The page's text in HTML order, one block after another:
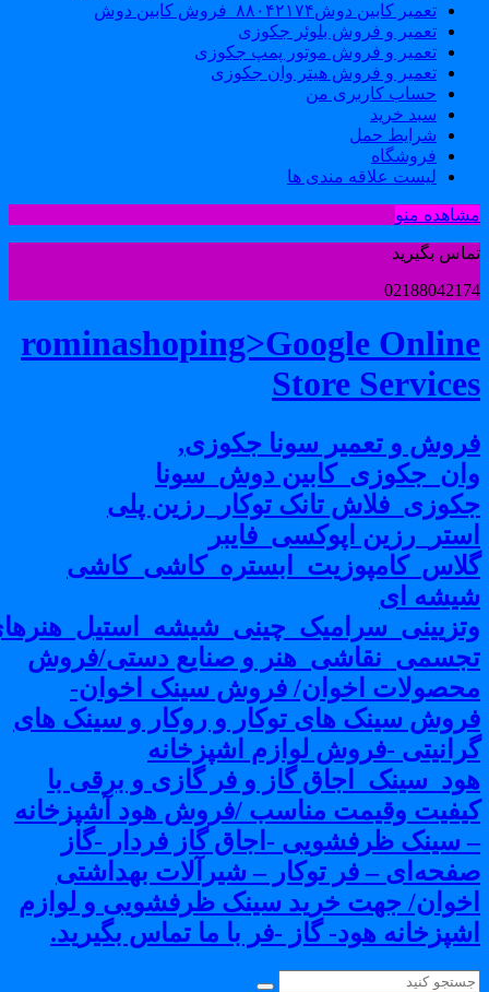
تعمیر کابین دوش۸۸۰۴۲۱۷۴_فروش کابین دوش
تعمیر و فروش بلوئر جکوزی
تعمیر و فروش موتور پمپ جکوزی
تعمیر و فروش هیتر وان جکوزی
حساب کاربری من
سبد خرید
شرایط حمل
فروشگاه
لیست علاقه مندی ها
منو
بگیرید
rominashoping>Google
Store
و تعمیر سونا جکوزی,
دوش_سونا
تانک توکار_رزین پلی
اپوکسی_فایبر
ای
و صنایع دستی/فروش
اخوان/ فروش سینک اخوان-
سینک های توکار و روکار و سینک های
-فروش لوازم اشپزخانه
گاز و فر گازی و برقی با
وقیمت مناسب /فروش هود آشپزخانه
سینک ظرفشویی -اجاق گاز فردار -گاز
– فر توکار – شیرآلات بهداشتی
جهت خرید سینک ظرفشویی و لوازم
هود- گاز -فر با ما تماس بگیرید.